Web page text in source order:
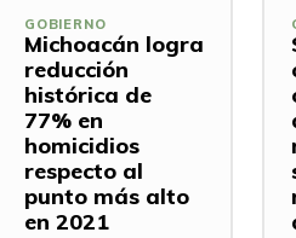
GOBIERNO
Michoacán logra
reducción
histórica de
77% en
homicidios
respecto al
punto más alto
en 2021